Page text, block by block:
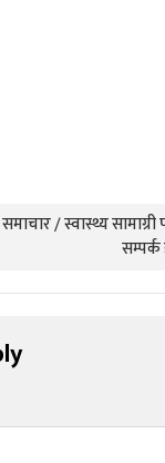
समाचार / स्वास्थ्य